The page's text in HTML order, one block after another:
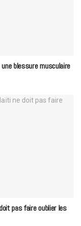
blessure musculaire
pas faire oublier les